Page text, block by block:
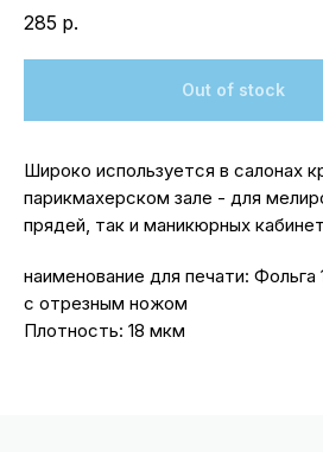
285 р.
Out of stock
Широко используется в салонах
парикмахерском зале - для
прядей, так и маникюрных
наименование для печати: Фольга
с отрезным ножом
Плотность: 18 мкм